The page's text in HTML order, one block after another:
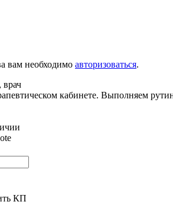
вам необходимо авторизоваться.
кабинете. Выполняем
КП